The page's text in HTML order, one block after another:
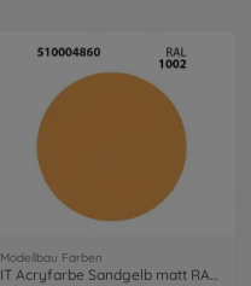
Modellbau Farben
IT Acryfarbe Sandgelb matt RAL1002 20ml